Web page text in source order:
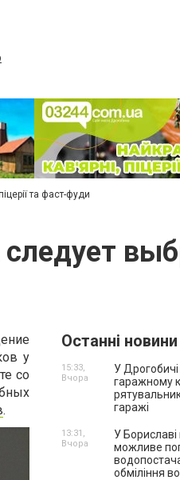
та фаст-фуди
у
со
.
Останні новини
У
гаражному
гаражі
15:33,
Вчора
У
можливе
обміління
13:31,
Вчора